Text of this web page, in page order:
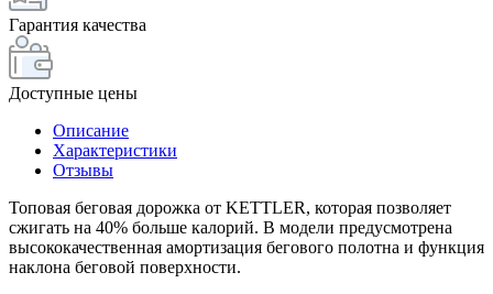
Гарантия качества
Доступные цены
Описание
Характеристики
Отзывы
Топовая беговая дорожка от KETTLER, которая позволяет
сжигать на 40% больше калорий. В модели предусмотрена
высококачественная амортизация бегового полотна и функция
наклона беговой поверхности.